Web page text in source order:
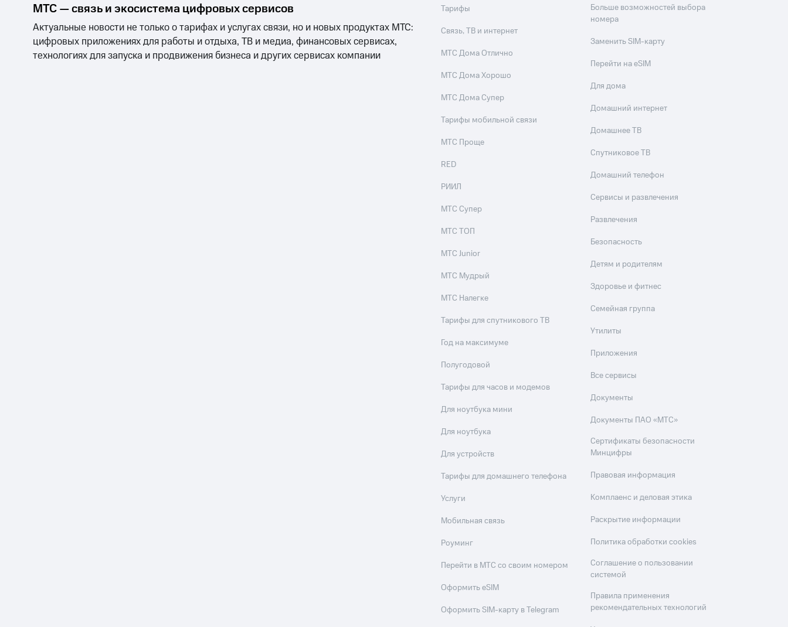
МТС — связь и экосистема цифровых сервисов
Актуальные новости не только о тарифах и услугах связи, но и новых продуктах МТС:
цифровых приложениях для работы и отдыха, ТВ и медиа, финансовых сервисах,
технологиях для запуска и продвижения бизнеса и других сервисах компании
Тарифы
Связь, ТВ и интернет
МТС Дома Отлично
МТС Дома Хорошо
МТС Дома Супер
Тарифы мобильной связи
МТС Проще
RED
РИИЛ
МТС Супер
МТС ТОП
МТС Junior
МТС Мудрый
МТС Налегке
Тарифы для спутникового ТВ
Год на максимуме
Полугодовой
Тарифы для часов и модемов
Для ноутбука мини
Для ноутбука
Для устройств
Тарифы для домашнего телефона
Услуги
Мобильная связь
Роуминг
Перейти в МТС со своим номером
Оформить eSIM
Оформить SIM-карту в Telegram
Больше возможностей выбора
номера
Заменить SIM-карту
Перейти на eSIM
Для дома
Домашний интернет
Домашнее ТВ
Спутниковое ТВ
Домашний телефон
Сервисы и развлечения
Развлечения
Безопасность
Детям и родителям
Здоровье и фитнес
Семейная группа
Утилиты
Приложения
Все сервисы
Документы
Документы ПАО «МТС»
Сертификаты безопасности
Минцифры
Правовая информация
Комплаенс и деловая этика
Раскрытие информации
Политика обработки cookies
Соглашение о пользовании
системой
Правила применения
рекомендательных технологий